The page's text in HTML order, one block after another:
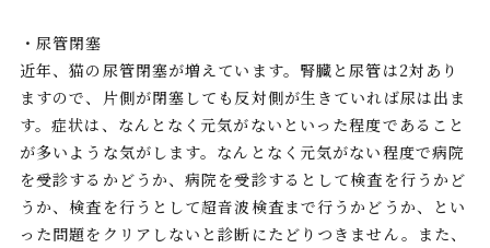
・尿管閉塞
近年、猫の尿管閉塞が増えています。腎臓と尿管は2対あり
ますので、片側が閉塞しても反対側が生きていれば尿は出ま
す。症状は、なんとなく元気がないといった程度であること
が多いような気がします。なんとなく元気がない程度で病院
を受診するかどうか、病院を受診するとして検査を行うかど
うか、検査を行うとして超音波検査まで行うかどうか、とい
った問題をクリアしないと診断にたどりつきません。また、